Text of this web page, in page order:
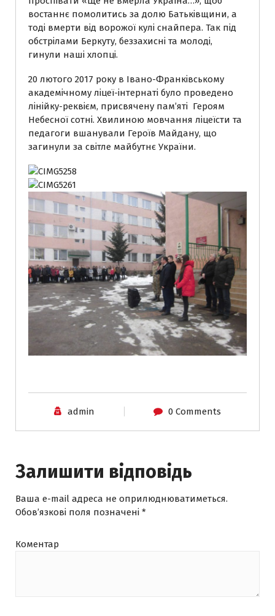
востаннє помолитись за долю Батьківщини, а
тоді вмерти від ворожої кулі снайпера. Так під
обстрілами Беркуту, беззахисні та молоді,
гинули наші хлопці.
20 лютого 2017 року в Івано-Франківському
академічному ліцеї-інтернаті було проведено
лінійку-реквієм, присвячену пам’яті Героям
Небесної сотні. Хвилиною мовчання ліцеїсти та
педагоги вшанували Героїв Майдану, що
загинули за світле майбутнє України.
admin 0 Comments
Залишити відповідь
Ваша e-mail адреса не оприлюднюватиметься.
Обов’язкові поля позначені *
Коментар